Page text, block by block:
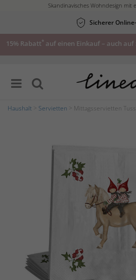
Skandinavisches Wohndesign mit
Sicherer
15% Rabatt* auf einen Einkauf – auch auf
Haushalt Servietten > Mittagsservietten